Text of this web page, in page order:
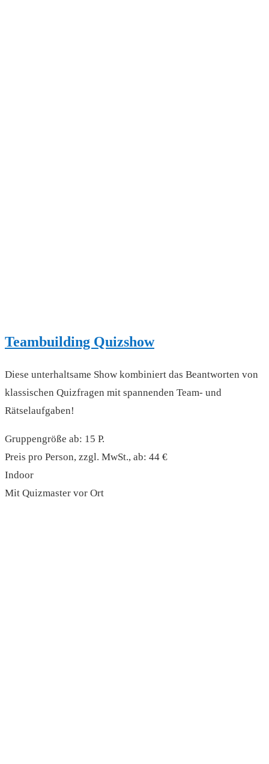
Teambuilding Quizshow
Diese unterhaltsame Show kombiniert das Beantworten von
klassischen Quizfragen mit spannenden Team- und
Rätselaufgaben!
Gruppengröße ab: 15 P.
Preis pro Person, zzgl. MwSt., ab: 44 €
Indoor
Mit Quizmaster vor Ort